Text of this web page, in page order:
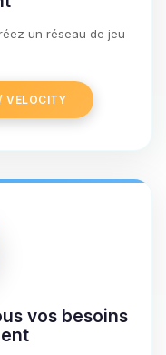
un réseau de jeu
VELOCITY
vos besoins
me
moi ce dont